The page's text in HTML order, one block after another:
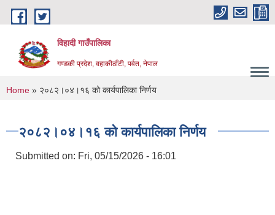
Skip to main content
विहादी गाउँपालिका
गण्डकी प्रदेश, वहाकीठाँटी, पर्वत, नेपाल
You are here
Home » २०८२।०४।१६ को कार्यपालिका निर्णय
२०८२।०४।१६ को कार्यपालिका निर्णय
Submitted on: Fri, 05/15/2026 - 16:01